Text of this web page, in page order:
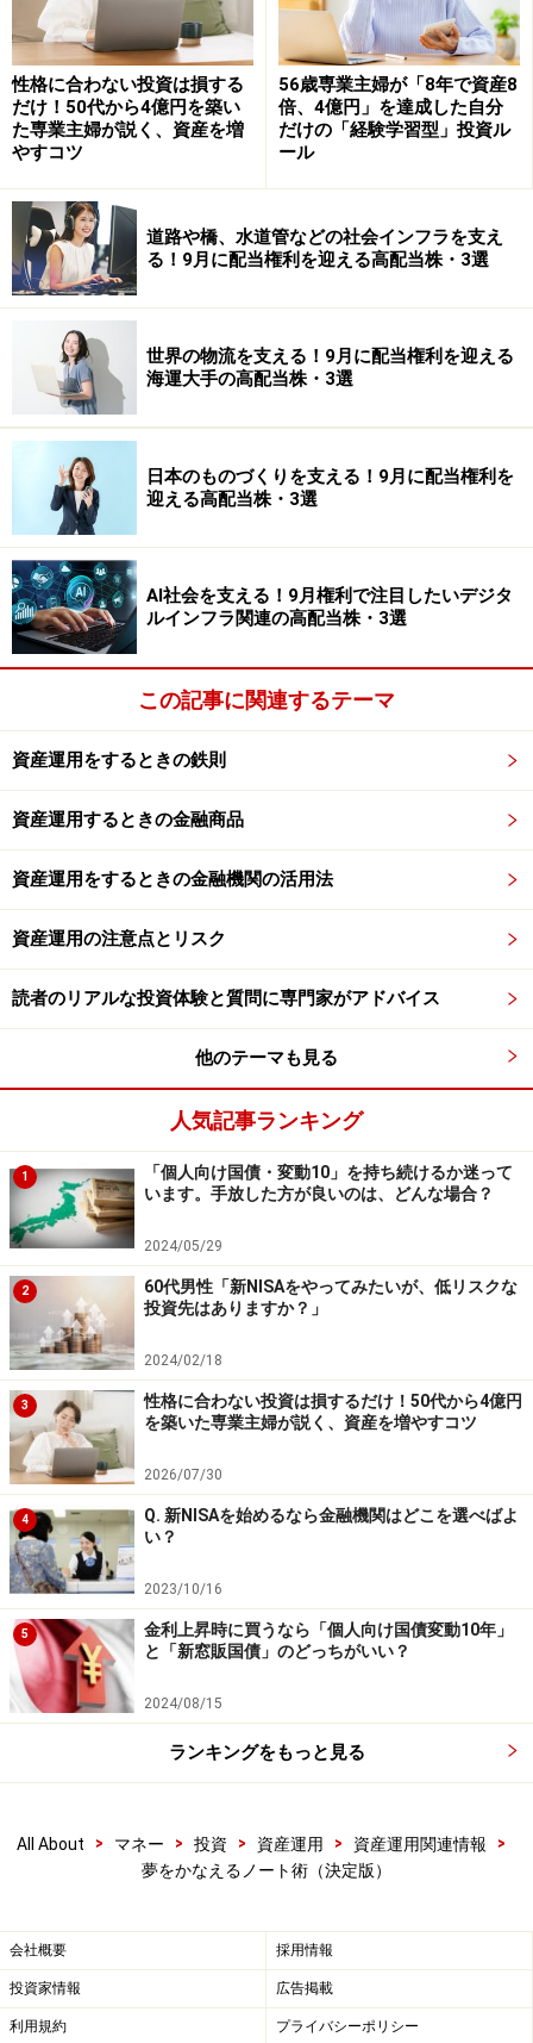
性格に合わない投資は損する
だけ！50代から4億円を築い
た専業主婦が説く、資産を増
やすコツ
56歳専業主婦が「8年で資産8
倍、4億円」を達成した自分
だけの「経験学習型」投資ル
ール
道路や橋、水道管などの社会インフラを支え
る！9月に配当権利を迎える高配当株・3選
世界の物流を支える！9月に配当権利を迎える
海運大手の高配当株・3選
日本のものづくりを支える！9月に配当権利を
迎える高配当株・3選
AI社会を支える！9月権利で注目したいデジタ
ルインフラ関連の高配当株・3選
この記事に関連するテーマ
資産運用をするときの鉄則
資産運用するときの金融商品
資産運用をするときの金融機関の活用法
資産運用の注意点とリスク
読者のリアルな投資体験と質問に専門家がアドバイス
他のテーマも見る
人気記事ランキング
1
「個人向け国債・変動10」を持ち続けるか迷って
います。手放した方が良いのは、どんな場合？
2024/05/29
2
60代男性「新NISAをやってみたいが、低リスクな
投資先はありますか？」
2024/02/18
3
性格に合わない投資は損するだけ！50代から4億円
を築いた専業主婦が説く、資産を増やすコツ
2026/07/30
4
Q. 新NISAを始めるなら金融機関はどこを選べばよ
い？
2023/10/16
5
金利上昇時に買うなら「個人向け国債変動10年」
と「新窓販国債」のどっちがいい？
2024/08/15
ランキングをもっと見る
All About > マネー > 投資 > 資産運用 > 資産運用関連情報
>
夢をかなえるノート術（決定版）
会社概要 採用情報
投資家情報 広告掲載
利用規約 プライバシーポリシー